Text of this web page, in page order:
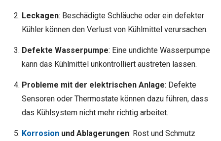
Leckagen: Beschädigte Schläuche oder ein defekter
Kühler können den Verlust von Kühlmittel verursachen.
Defekte Wasserpumpe: Eine undichte Wasserpumpe
kann das Kühlmittel unkontrolliert austreten lassen.
Probleme mit der elektrischen Anlage: Defekte
Sensoren oder Thermostate können dazu führen, dass
das Kühlsystem nicht mehr richtig arbeitet.
Korrosionund Ablagerungen: Rost und Schmutz